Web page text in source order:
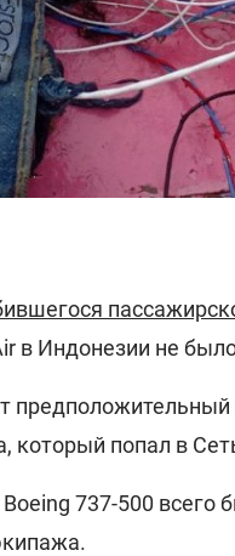
в Индонезии не
который попал в
737-500 всего